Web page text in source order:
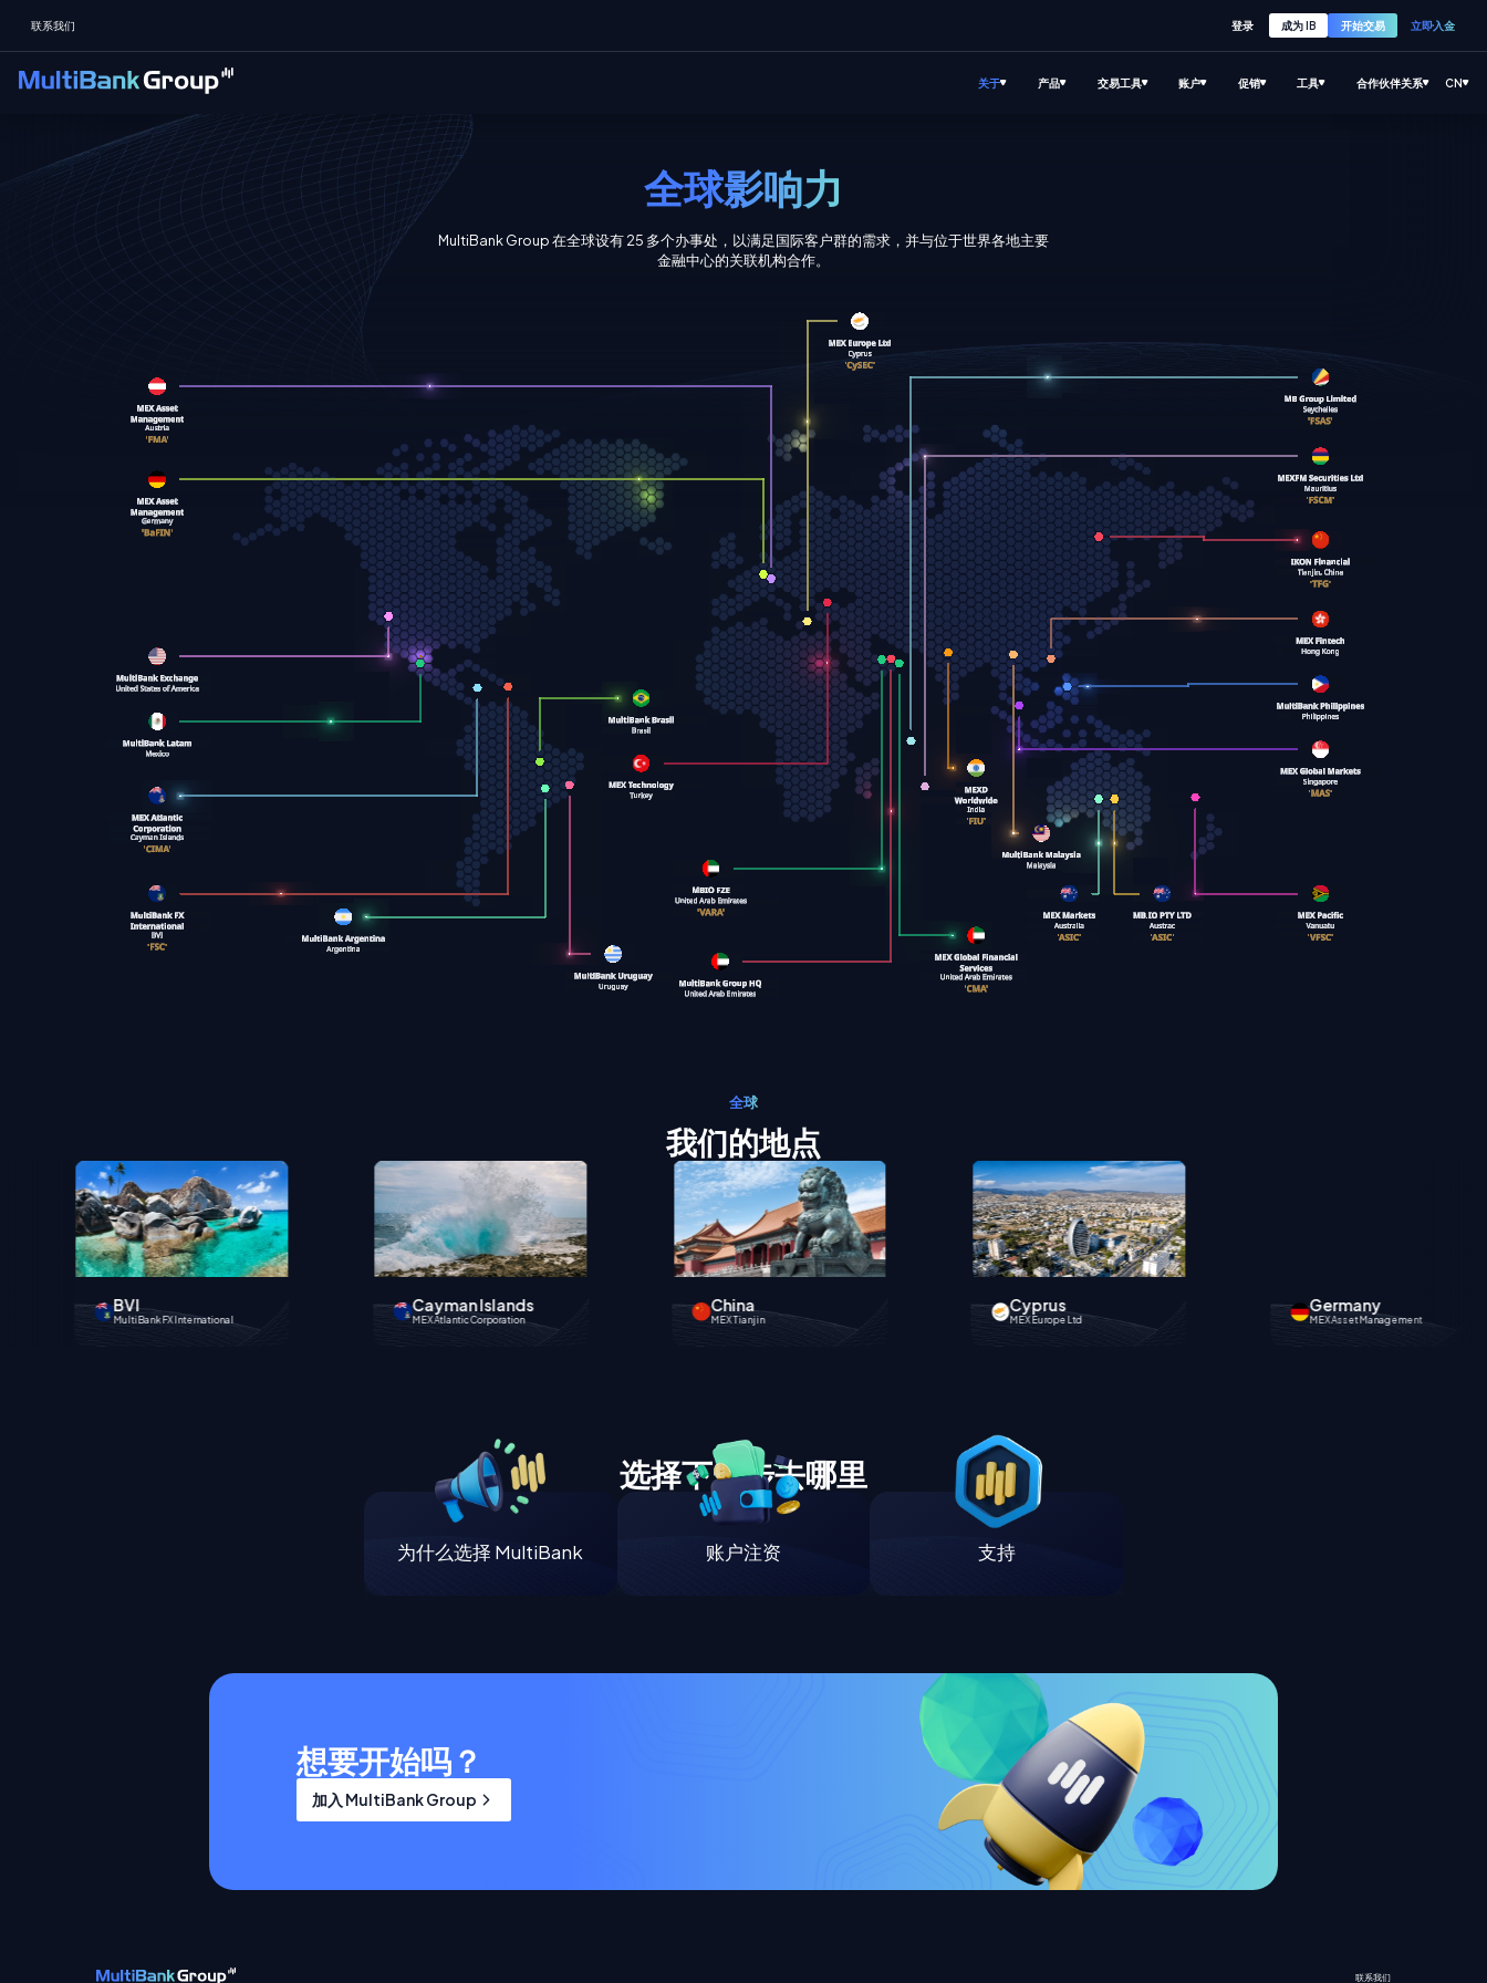
联系我们 登录 成为 IB 开始交易 立即入金
关于 产品 交易工具 账户 促销 工具 合作伙伴关系 CN
全球影响力
MultiBank Group 在全球设有 25 多个办事处，以满足国际客户群的需求，并与位于世界各地主要
金融中心的关联机构合作。
全球
我们的地点
Cayman Islands
MEX Atlantic Corporation
China
MEX Tianjin
Cyprus
MEX Europe Ltd
Germany
MEX Asset Management
Hong Kong
MEX Fintech Limited
选择下一步去哪里
为什么选择 MultiBank 账户注资 支持
想要开始吗？
加入 MultiBank Group
联系我们